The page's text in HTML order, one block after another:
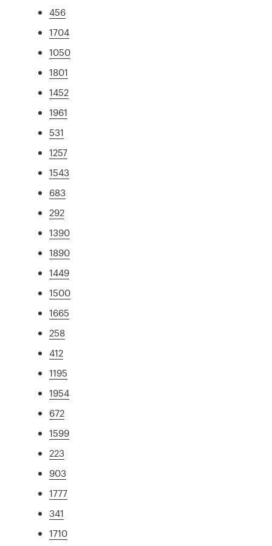
456
1704
1050
1801
1452
1961
531
1257
1543
683
292
1390
1890
1449
1500
1665
258
412
1195
1954
672
1599
223
903
1777
341
1710